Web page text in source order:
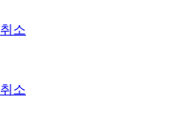
취소
취소